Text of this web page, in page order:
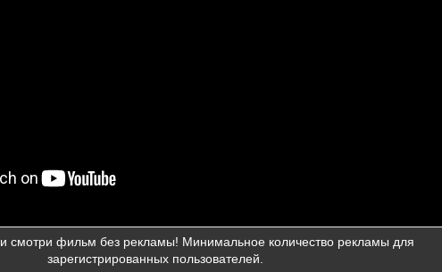
и смотри фильм без рекламы! Минимальное количество рекламы для
зарегистрированных пользователей.